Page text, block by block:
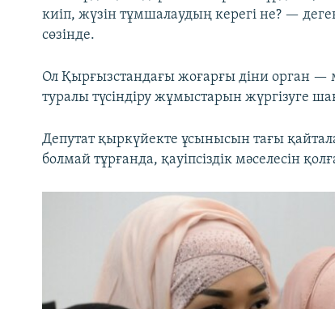
киіп, жүзін тұмшалаудың керегі не? —
сөзінде.
Ол Қырғызстандағы жоғарғы діни орган —
туралы түсіндіру жұмыстарын жүргізуге
Депутат қыркүйекте ұсынысын тағы
болмай тұрғанда, қауіпсіздік мәселесін